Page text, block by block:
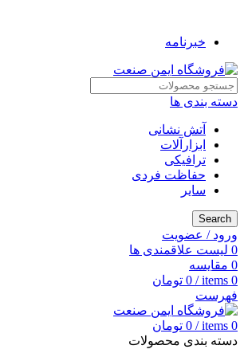
خبرنامه
دسته بندی ها
آتش نشانی
ابزارآلات
ترافیکی
حفاظت فردی
سایر
Search
ورود / عضویت
0 لیست علاقمندی ها
0 مقایسه
0
items
/
0 تومان
فهرست
0
items
/
0 تومان
دسته بندی محصولات